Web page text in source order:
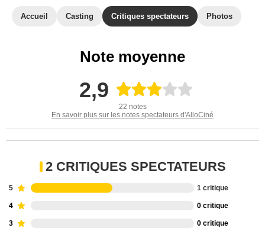
Accueil Casting Critiques spectateurs Photos
Note moyenne
2,9
22 notes
En savoir plus sur les notes spectateurs d'AlloCiné
2 CRITIQUES SPECTATEURS
5 1 critique
4 0 critique
3 0 critique